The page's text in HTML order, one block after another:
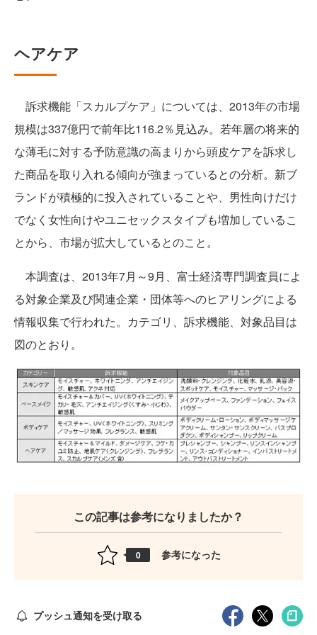
ヘアケア
訴求機能「スカルプケア」については、2013年の市場
規模は337億円で前年比116.2％見込み。若年層の将来的
な薄毛に対する予防意識の高まりから頭皮ケアを訴求し
た商品を取り入れる傾向が強まっているとの分析。新ブ
ランドが積極的に投入されていることや、男性向けだけ
でなく女性向けやユニセックスタイプも増加しているこ
とから、市場が拡大しているとのこと。
本調査は、2013年7月～9月、富士経済専門調査員によ
る対象企業及び関連企業・団体等へのヒアリングによる
情報収集で行われた。カテゴリ、訴求機能、対象品目は
図のとおり。
この記事は参考になりましたか？
0 参考になった
プッシュ通知を受け取る